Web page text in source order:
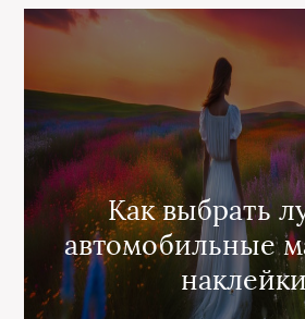
Как выбрать
автомобильные
наклейки